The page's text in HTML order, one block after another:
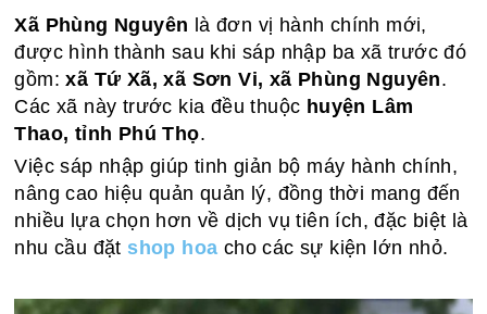
Xã Phùng Nguyên là đơn vị hành chính mới,
được hình thành sau khi sáp nhập ba xã trước đó
gồm:xã Tứ Xã, xã Sơn Vi, xã Phùng Nguyên.
Các xã này trước kia đều thuộc huyện Lâm
Thao, tỉnh Phú Thọ.
Việc sáp nhập giúp tinh giản bộ máy hành chính,
nâng cao hiệu quản quản lý, đồng thời mang đến
nhiều lựa chọn hơn về dịch vụ tiên ích, đặc biệt là
nhu cầu đặt shop hoa cho các sự kiện lớn nhỏ.